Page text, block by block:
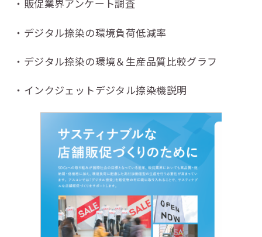
販促業界アンケート調査
デジタル捺染の環境負荷低減率
デジタル捺染の環境＆生産品質比較グラフ
インクジェットデジタル捺染機説明